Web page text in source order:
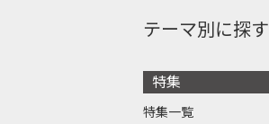
テーマ別に探す
特集
特集一覧